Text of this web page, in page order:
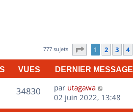
777 sujets Page sur26
1 2 3 4
VUES DERNIER MESSAGE
34830V
u
D
e
r
par utagawa
02 juin 2022, 13:48